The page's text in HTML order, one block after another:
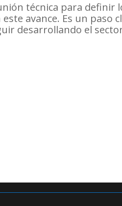
técnica para definir
avance. Es un paso
desarrollando el